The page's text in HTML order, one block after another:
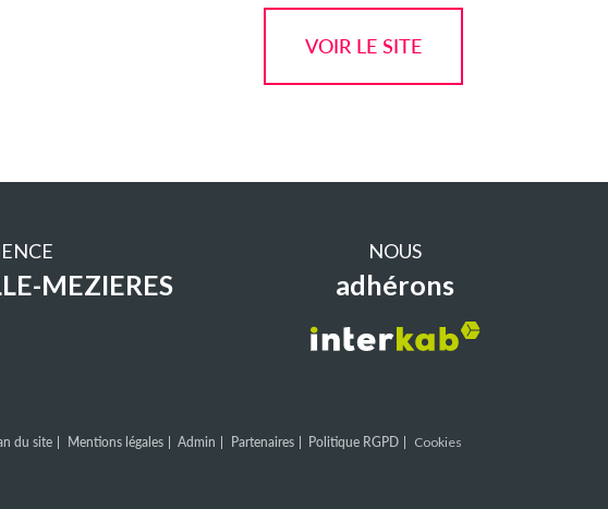
VOIR LE SITE
MEZIERES
NOUS
adhérons
du site Mentions légales Admin Partenaires Politique RGPD Cookies